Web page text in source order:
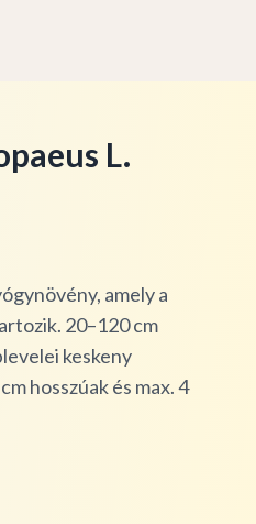
L.
amely a
20–120 cm
keskeny
hosszúak és max. 4